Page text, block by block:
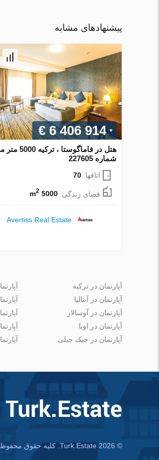
پیشنهادهای مشابه
€ 6 406 914
هتل در فاماگوستا ،
شماره 227605
اتاقها: 70
فضای زندگی: 5000 m
2
Avertiss Real Estate
آپارتمان در ترکیه
آپارتمان در آنتالیا
آپارتمان در آوسالار
آپارتمان در اوبا
آپارتمان در جیک جیلی
© Turk.Estate 2026. کلیه حقوق محفوظ است.